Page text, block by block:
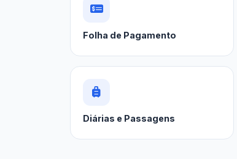
Folha de Pagamento
Diárias e Passagens